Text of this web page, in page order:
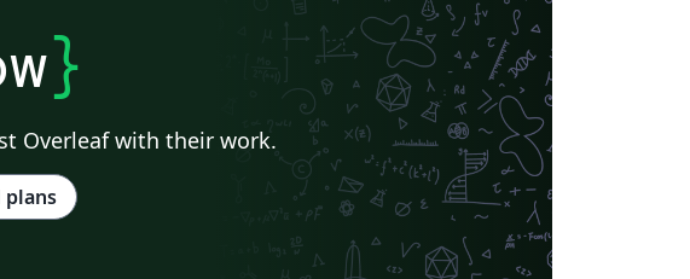
}
Overleaf with their work.
plans